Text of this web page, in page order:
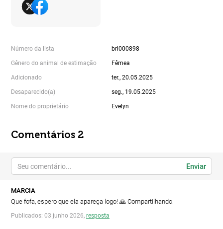
Número da lista brl000898
Gênero do animal de estimação Fêmea
Adicionado ter., 20.05.2025
Desaparecido(a) seg., 19.05.2025
Nome do proprietário Evelyn
Comentários 2
Enviar
MARCIA
Que fofa, espero que ela apareça logo! 🙏 Compartilhando.
Publicados: 03 junho 2026, resposta